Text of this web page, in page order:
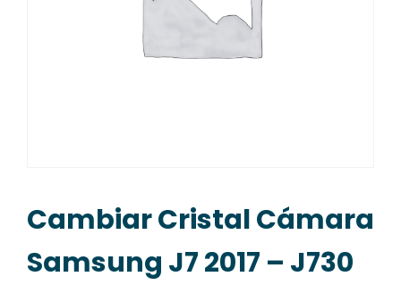
Cambiar Cristal Cámara
Samsung J7 2017 – J730